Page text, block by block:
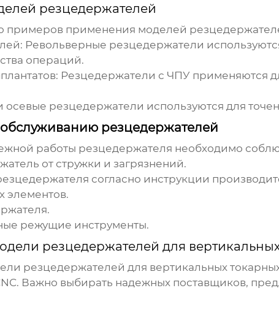
резцедержателей
примеров применения моделей
Револьверные резцедержатели
операций.
Резцедержатели с ЧПУ применяются
осевые резцедержатели используются для
резцедержателей
работы резцедержателя необходимо
от стружки и загрязнений.
согласно инструкции
элементов.
режущие инструменты.
резцедержателей для
резцедержателей для вертикальных
. Важно выбирать надежных поставщиков,